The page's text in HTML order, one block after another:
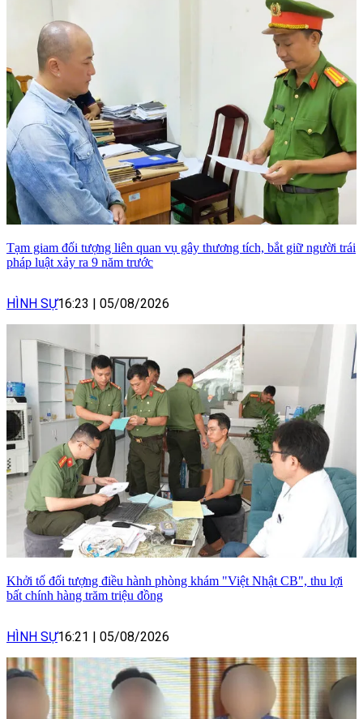
Tạm giam đối tượng liên quan vụ gây thương tích, bắt giữ người trái
pháp luật xảy ra 9 năm trước
HÌNH SỰ16:23 05/08/2026
Khởi tố đối tượng điều hành phòng khám "Việt Nhật CB", thu lợi
bất chính hàng trăm triệu đồng
HÌNH SỰ16:21 05/08/2026